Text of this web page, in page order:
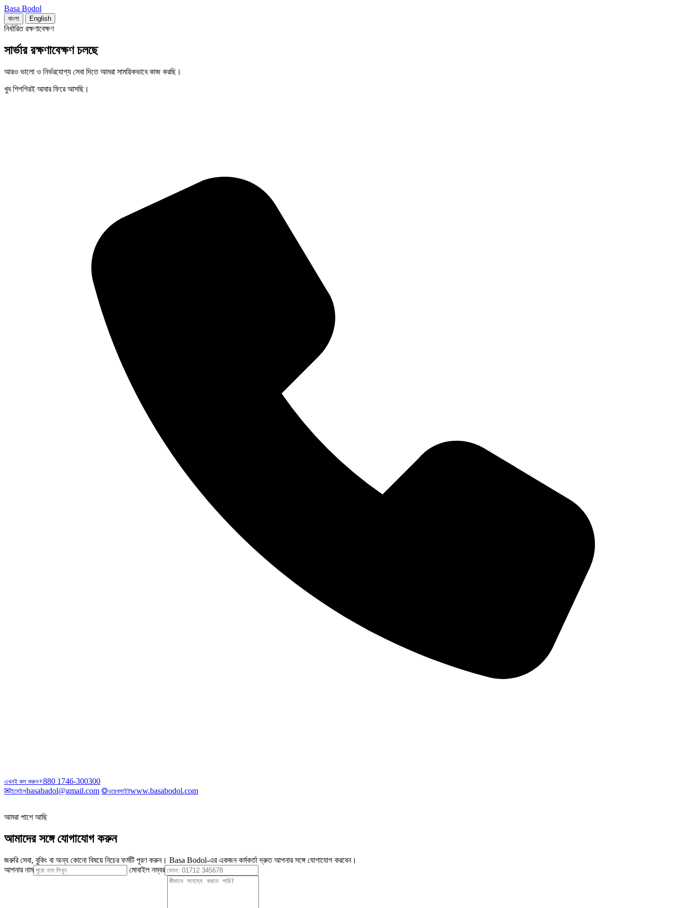
Basa Bodol
বাংলা English
নির্ধারিত রক্ষণাবেক্ষণ
সার্ভার রক্ষণাবেক্ষণ চলছে
আরও ভালো ও নির্ভরযোগ্য সেবা দিতে আমরা সাময়িকভাবে কাজ করছি।
খুব শিগগিরই আবার ফিরে আসছি।
এখনই কল করুন+880 1746-300300
✉ইমেইলbasabadol@gmail.com ◎ওয়েবসাইটwww.basabodol.com
আমরা পাশে আছি
আমাদের সঙ্গে যোগাযোগ করুন
জরুরি সেবা, বুকিং বা অন্য কোনো বিষয়ে নিচের ফর্মটি পূরণ করুন। Basa Bodol-এর একজন কর্মকর্তা দ্রুত আপনার সঙ্গে যোগাযোগ করবেন।
আপনার নাম
মোবাইল নম্বর